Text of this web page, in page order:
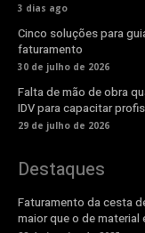
3 dias ago
Cinco soluções para
faturamento
30 de julho de 2026
Falta de mão de obra
IDV para capacitar
29 de julho de 2026
Destaques
Faturamento da cesta
maior que o de material